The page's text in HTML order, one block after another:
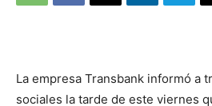
La empresa Transbank informó a
sociales la tarde de este viernes